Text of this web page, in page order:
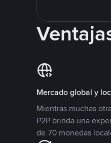
Mercado global y
Mientras muchas
P2P brinda una
de 70 monedas